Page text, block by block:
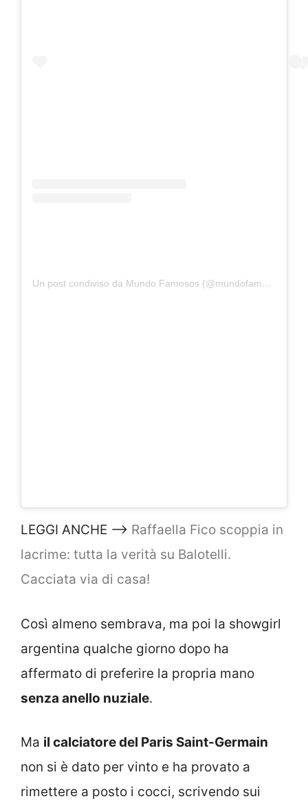
Un post condiviso da Mundo Famosos (@mundofamososok)
LEGGI ANCHE –> Raffaella Fico scoppia in
lacrime: tutta la verità su Balotelli.
Cacciata via di casa!
Così almeno sembrava, ma poi la showgirl
argentina qualche giorno dopo ha
affermato di preferire la propria mano
senza anello nuziale.
Ma il calciatore del Paris Saint-Germain
non si è dato per vinto e ha provato a
rimettere a posto i cocci, scrivendo sui